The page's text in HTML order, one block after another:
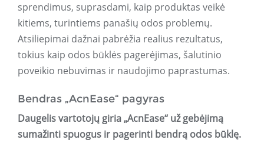
sprendimus, suprasdami, kaip produktas veikė
kitiems, turintiems panašių odos problemų.
Atsiliepimai dažnai pabrėžia realius rezultatus,
tokius kaip odos būklės pagerėjimas, šalutinio
poveikio nebuvimas ir naudojimo paprastumas.
Bendras „AcnEase“ pagyras
Daugelis vartotojų giria „AcnEase“ už gebėjimą
sumažinti spuogus ir pagerinti bendrą odos būklę.